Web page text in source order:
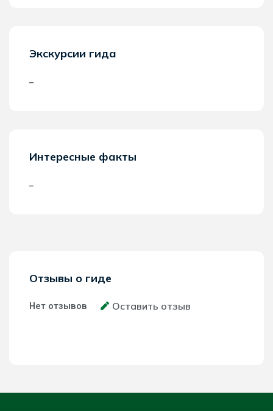
Экскурсии гида
–
Интересные факты
–
Отзывы о гиде
Нет отзывов Оставить отзыв